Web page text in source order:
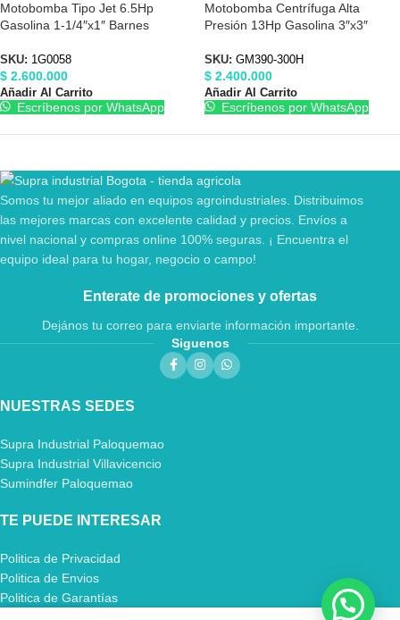
Motobomba Tipo Jet 6.5Hp
Gasolina 1-1/4″x1″ Barnes
SKU: 1G0058
$ 2.600.000
Añadir Al Carrito
Escríbenos por WhatsApp
Motobomba Centrífuga Alta
Presión 13Hp Gasolina 3″x3″
SKU: GM390-300H
$ 2.400.000
Añadir Al Carrito
Escríbenos por WhatsApp
Somos tu mejor aliado en equipos agroindustriales. Distribuimos
las mejores marcas con excelente calidad y precios. Envíos a
nivel nacional y compras online 100% seguras. ¡ Encuentra el
equipo ideal para tu hogar, negocio o campo!
Enterate de promociones y ofertas
Dejános tu correo para enviarte información importante.
Siguenos
NUESTRAS SEDES
Supra Industrial Paloquemao
Supra Industrial Villavicencio
Sumindfer Paloquemao
TE PUEDE INTERESAR
Politica de Privacidad
Politica de Envios
Politica de Garantías